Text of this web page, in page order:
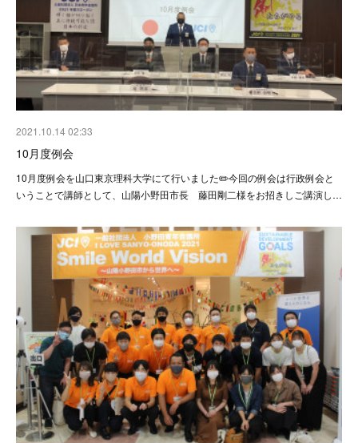
2021.10.14 02:33
10月度例会
10月度例会を山口東京理科大学にて行いました✏️今回の例会は行政例会と
いうことで講師として、山陽小野田市長 藤田剛二様をお招きしご講演し…